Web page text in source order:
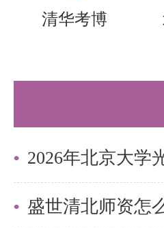
助，尤其对于
重点关注的知识
1，成像原理和
清华考博
盛世清北师资怎